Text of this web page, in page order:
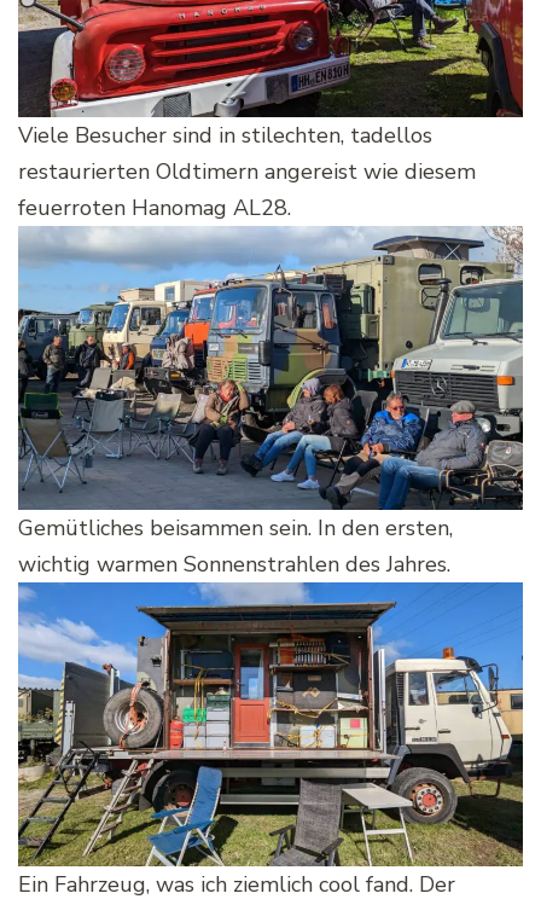
Viele Besucher sind in stilechten, tadellos
restaurierten Oldtimern angereist wie diesem
feuerroten Hanomag AL28.
Gemütliches beisammen sein. In den ersten,
wichtig warmen Sonnenstrahlen des Jahres.
Ein Fahrzeug, was ich ziemlich cool fand. Der